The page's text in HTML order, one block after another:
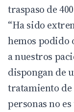
traspaso de
“Ha sido
hemos
a nuestros
dispongan de
tratamiento
personas no